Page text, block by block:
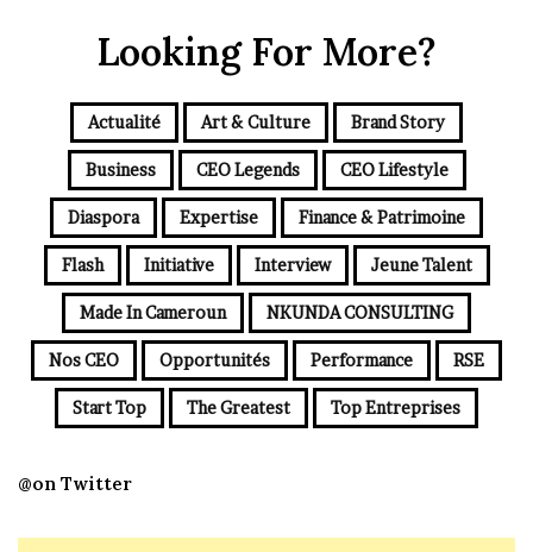
Looking For More?
Actualité Art & Culture Brand Story
Business CEO Legends CEO Lifestyle
Diaspora Expertise Finance & Patrimoine
Flash Initiative Interview Jeune Talent
Made In Cameroun NKUNDA CONSULTING
Nos CEO Opportunités Performance RSE
Start Top The Greatest Top Entreprises
@on Twitter